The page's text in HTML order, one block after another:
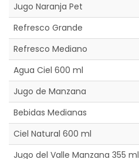
Jugo Naranja Pet
Refresco Grande
Refresco Mediano
Agua Ciel 600 ml
Jugo de Manzana
Bebidas Medianas
Ciel Natural 600 ml
Jugo del Valle Manzana 355 ml